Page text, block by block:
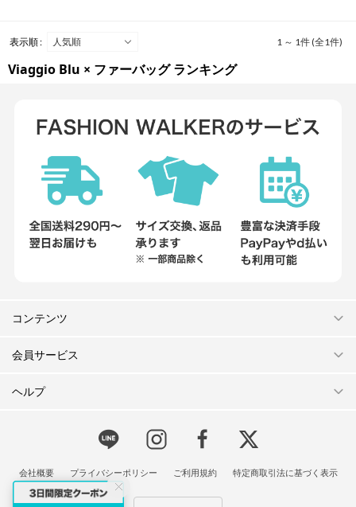
表示順 : 1 ～ 1件 (全1件)
Viaggio Blu × ファーバッグ ランキング
コンテンツ
会員サービス
ヘルプ
会社概要 プライバシーポリシー ご利用規約 特定商取引法に基づく表示